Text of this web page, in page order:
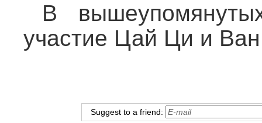
В
участие Цай Ци и
Suggest to a friend: